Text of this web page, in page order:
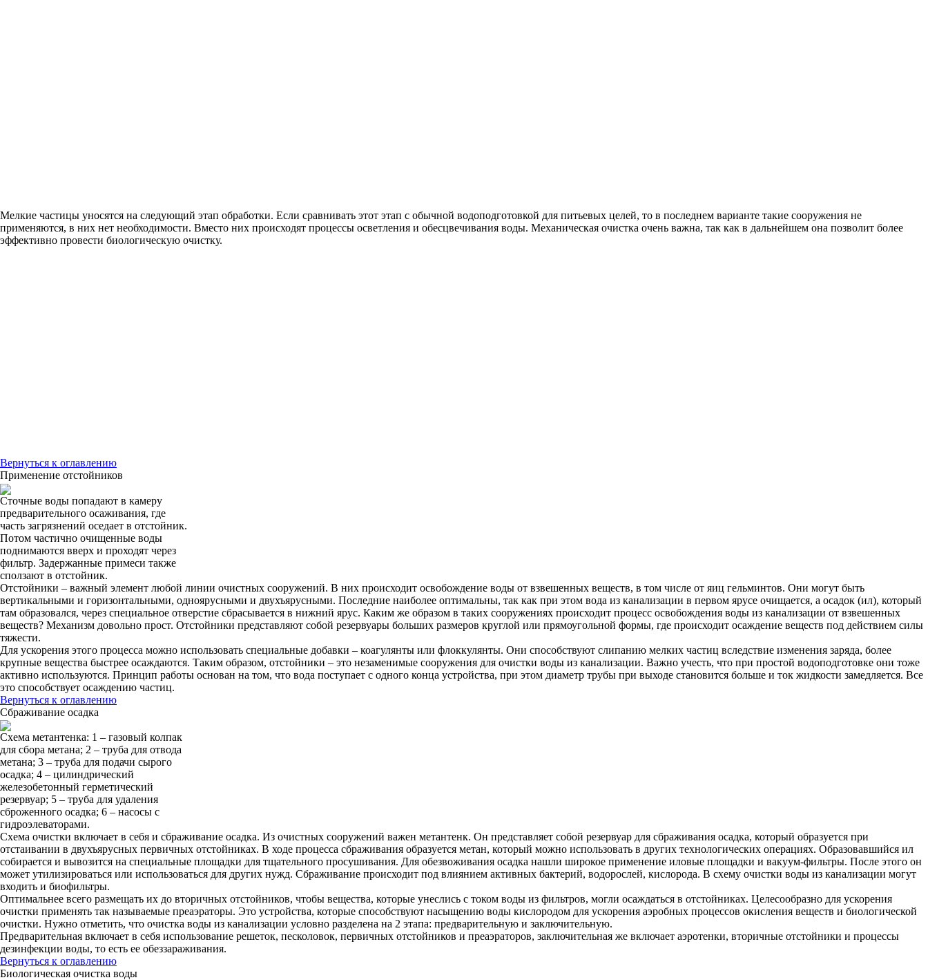
Мелкие частицы уносятся на следующий этап обработки. Если сравнивать этот этап с обычной водоподготовкой для питьевых целей, то в последнем варианте такие сооружения не
применяются, в них нет необходимости. Вместо них происходят процессы осветления и обесцвечивания воды. Механическая очистка очень важна, так как в дальнейшем она позволит более
эффективно провести биологическую очистку.
Вернуться к оглавлению
Применение отстойников
Сточные воды попадают в камеру
предварительного осаживания, где
часть загрязнений оседает в отстойник.
Потом частично очищенные воды
поднимаются вверх и проходят через
фильтр. Задержанные примеси также
сползают в отстойник.
Отстойники – важный элемент любой линии очистных сооружений. В них происходит освобождение воды от взвешенных веществ, в том числе от яиц гельминтов. Они могут быть
вертикальными и горизонтальными, одноярусными и двухъярусными. Последние наиболее оптимальны, так как при этом вода из канализации в первом ярусе очищается, а осадок (ил), который
там образовался, через специальное отверстие сбрасывается в нижний ярус. Каким же образом в таких сооружениях происходит процесс освобождения воды из канализации от взвешенных
веществ? Механизм довольно прост. Отстойники представляют собой резервуары больших размеров круглой или прямоугольной формы, где происходит осаждение веществ под действием силы
тяжести.
Для ускорения этого процесса можно использовать специальные добавки – коагулянты или флоккулянты. Они способствуют слипанию мелких частиц вследствие изменения заряда, более
крупные вещества быстрее осаждаются. Таким образом, отстойники – это незаменимые сооружения для очистки воды из канализации. Важно учесть, что при простой водоподготовке они тоже
активно используются. Принцип работы основан на том, что вода поступает с одного конца устройства, при этом диаметр трубы при выходе становится больше и ток жидкости замедляется. Все
это способствует осаждению частиц.
Вернуться к оглавлению
Сбраживание осадка
Схема метантенка: 1 – газовый колпак
для сбора метана; 2 – труба для отвода
метана; 3 – труба для подачи сырого
осадка; 4 – цилиндрический
железобетонный герметический
резервуар; 5 – труба для удаления
сброженного осадка; 6 – насосы с
гидроэлеваторами.
Схема очистки включает в себя и сбраживание осадка. Из очистных сооружений важен метантенк. Он представляет собой резервуар для сбраживания осадка, который образуется при
отстаивании в двухъярусных первичных отстойниках. В ходе процесса сбраживания образуется метан, который можно использовать в других технологических операциях. Образовавшийся ил
собирается и вывозится на специальные площадки для тщательного просушивания. Для обезвоживания осадка нашли широкое применение иловые площадки и вакуум-фильтры. После этого он
может утилизироваться или использоваться для других нужд. Сбраживание происходит под влиянием активных бактерий, водорослей, кислорода. В схему очистки воды из канализации могут
входить и биофильтры.
Оптимальнее всего размещать их до вторичных отстойников, чтобы вещества, которые унеслись с током воды из фильтров, могли осаждаться в отстойниках. Целесообразно для ускорения
очистки применять так называемые преаэраторы. Это устройства, которые способствуют насыщению воды кислородом для ускорения аэробных процессов окисления веществ и биологической
очистки. Нужно отметить, что очистка воды из канализации условно разделена на 2 этапа: предварительную и заключительную.
Предварительная включает в себя использование решеток, песколовок, первичных отстойников и преаэраторов, заключительная же включает аэротенки, вторичные отстойники и процессы
дезинфекции воды, то есть ее обеззараживания.
Вернуться к оглавлению
Биологическая очистка воды